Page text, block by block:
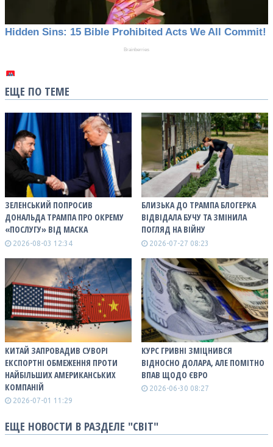
ЕЩЕ ПО ТЕМЕ
ЗЕЛЕНСЬКИЙ ПОПРОСИВ
ДОНАЛЬДА ТРАМПА ПРО ОКРЕМУ
«ПОСЛУГУ» ВІД МАСКА
2026-08-03 12:34
БЛИЗЬКА ДО ТРАМПА БЛОГЕРКА
ВІДВІДАЛА БУЧУ ТА ЗМІНИЛА
ПОГЛЯД НА ВІЙНУ
2026-07-27 08:23
КИТАЙ ЗАПРОВАДИВ СУВОРІ
ЕКСПОРТНІ ОБМЕЖЕННЯ ПРОТИ
НАЙБІЛЬШИХ АМЕРИКАНСЬКИХ
КОМПАНІЙ
2026-07-01 11:29
КУРС ГРИВНІ ЗМІЦНИВСЯ
ВІДНОСНО ДОЛАРА, АЛЕ ПОМІТНО
ВПАВ ЩОДО ЄВРО
2026-06-30 08:27
ЕЩЕ НОВОСТИ В РАЗДЕЛЕ "СВІТ"